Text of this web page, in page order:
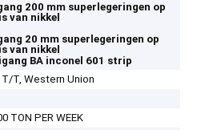
200 mm superlegeringen op
van nikkel
20 mm superlegeringen op
van nikkel
BA inconel 601 strip
T/T, Western Union
TON PER WEEK